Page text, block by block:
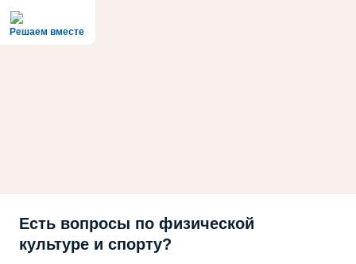
Решаем вместе
Есть вопросы по физической
культуре и спорту?